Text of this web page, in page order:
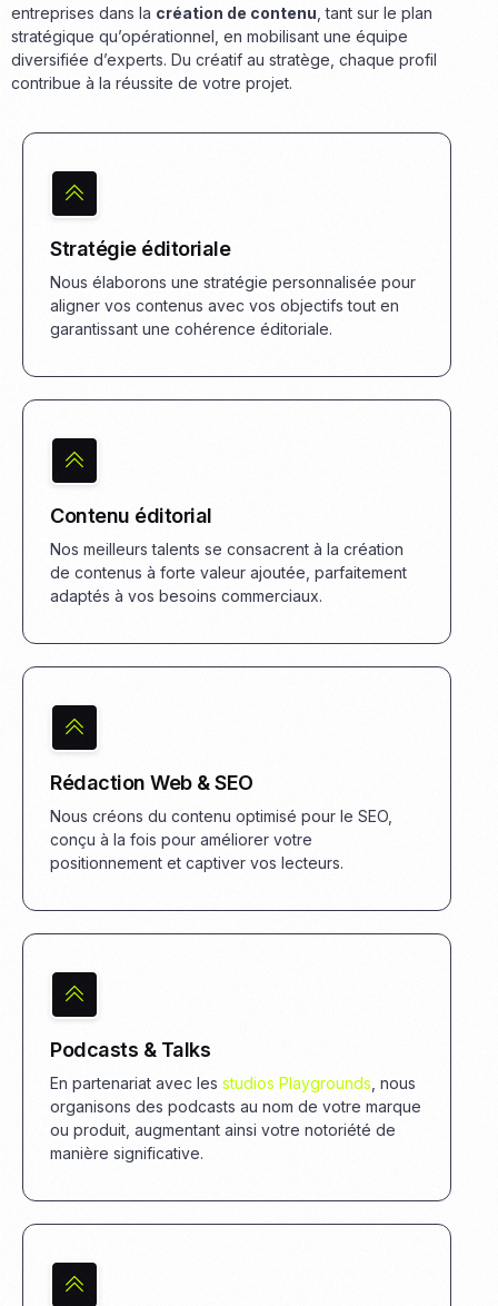
entreprises dans la création de contenu , tant sur le plan
stratégique qu’opérationnel, en mobilisant une équipe
diversifiée d’experts. Du créatif au stratège, chaque profil
contribue à la réussite de votre projet.
Stratégie éditoriale
Nous élaborons une stratégie personnalisée pour
aligner vos contenus avec vos objectifs tout en
garantissant une cohérence éditoriale.
Contenu éditorial
Nos meilleurs talents se consacrent à la création
de contenus à forte valeur ajoutée, parfaitement
adaptés à vos besoins commerciaux.
Rédaction Web & SEO
Nous créons du contenu optimisé pour le SEO,
conçu à la fois pour améliorer votre
positionnement et captiver vos lecteurs.
Podcasts & Talks
En partenariat avec les studios Playgrounds , nous
organisons des podcasts au nom de votre marque
ou produit, augmentant ainsi votre notoriété de
manière significative.